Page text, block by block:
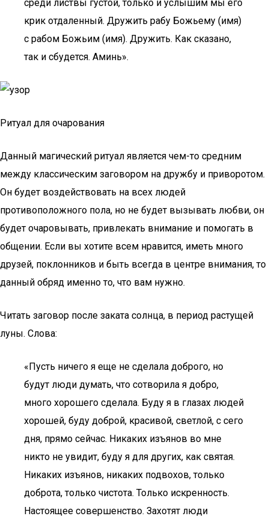
среди листвы густой, только и услышим мы его
крик отдаленный. Дружить рабу Божьему (имя)
с рабом Божьим (имя). Дружить. Как сказано,
так и сбудется. Аминь».
Ритуал для очарования
Данный магический ритуал является чем-то средним
между классическим заговором на дружбу и приворотом.
Он будет воздействовать на всех людей
противоположного пола, но не будет вызывать любви, он
будет очаровывать, привлекать внимание и помогать в
общении. Если вы хотите всем нравится, иметь много
друзей, поклонников и быть всегда в центре внимания, то
данный обряд именно то, что вам нужно.
Читать заговор после заката солнца, в период растущей
луны. Слова:
«Пусть ничего я еще не сделала доброго, но
будут люди думать, что сотворила я добро,
много хорошего сделала. Буду я в глазах людей
хорошей, буду доброй, красивой, светлой, с сего
дня, прямо сейчас. Никаких изъянов во мне
никто не увидит, буду я для других, как святая.
Никаких изъянов, никаких подвохов, только
доброта, только чистота. Только искренность.
Настоящее совершенство. Захотят люди